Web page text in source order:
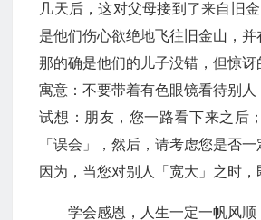
几天后，这对父母接到了来自旧
是他们伤心欲绝地飞往旧金山，
那的确是他们的儿子没错，但惊讶
寓意：不要带着有色眼镜看待别
试想：朋友，您一路看下来之后
「误会」，然后，请考虑您是否
因为，当您对别人「宽大」之时，
学会感恩，人生一定一帆风顺